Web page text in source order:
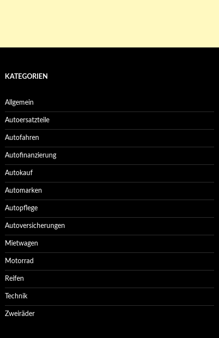
KATEGORIEN
Allgemein
Autoersatzteile
Autofahren
Autofinanzierung
Autokauf
Automarken
Autopflege
Autoversicherungen
Mietwagen
Motorrad
Reifen
Technik
Zweiräder